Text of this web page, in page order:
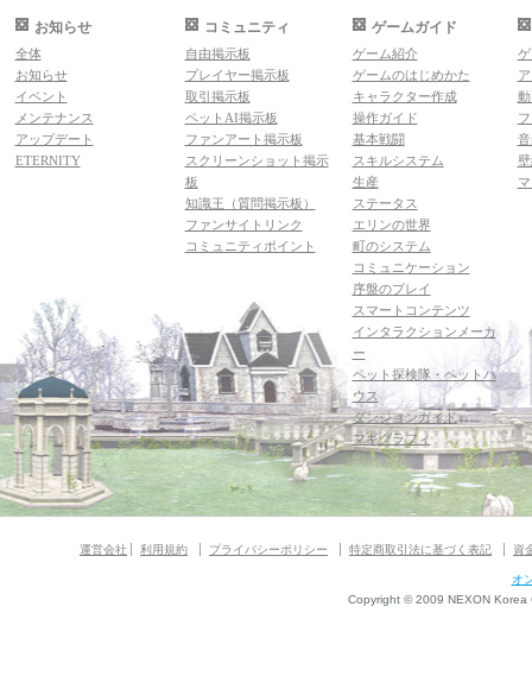
お知らせ
全体
お知らせ
イベント
メンテナンス
アップデート
ETERNITY
コミュニティ
自由掲示板
プレイヤー掲示板
取引掲示板
ペットAI掲示板
ファンアート掲示板
スクリーンショット掲示
板
知識王（質問掲示板）
ファンサイトリンク
コミュニティポイント
ゲームガイド
ゲーム紹介
ゲームのはじめかた
キャラクター作成
操作ガイド
基本戦闘
スキルシステム
生産
ステータス
エリンの世界
町のシステム
コミュニケーション
序盤のプレイ
スマートコンテンツ
インタラクションメーカ
ー
ペット探検隊・ペットハ
ウス
ダンジョンガイド
マギグラフィ
運営会社 利用規約 プライバシーポリシー 特定商取引法に基づく表記 資
オ
Copyright © 2009 NEXON Korea